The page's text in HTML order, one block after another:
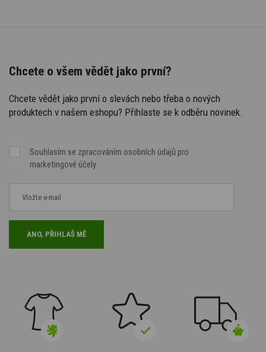
Chcete o všem vědět jako první?
Chcete vědět jako první o slevách nebo třeba o nových
produktech v našem eshopu? Přihlaste se k odběru novinek.
Souhlasím se zpracováním osobních údajů pro
marketingové účely